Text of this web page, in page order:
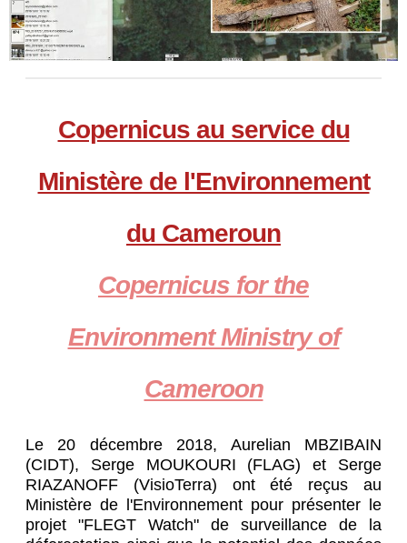
Copernicus au service du
Ministère de l'Environnement
du Cameroun
Copernicus for the
Environment Ministry of
Cameroon
Le 20 décembre 2018, Aurelian MBZIBAIN
(CIDT), Serge MOUKOURI (FLAG) et Serge
RIAZANOFF (VisioTerra) ont été reçus au
Ministère de l'Environnement pour présenter le
projet "FLEGT Watch" de surveillance de la